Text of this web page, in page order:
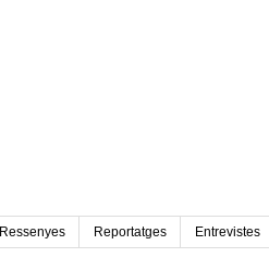
Ressenyes Reportatges Entrevistes